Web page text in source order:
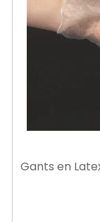
Gants en